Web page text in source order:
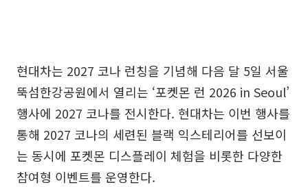
현대차는 2027 코나 런칭을 기념해 다음 달 5일 서울
뚝섬한강공원에서 열리는 ‘포켓몬 런 2026 in Seoul’
행사에 2027 코나를 전시한다. 현대차는 이번 행사를
통해 2027 코나의 세련된 블랙 익스테리어를 선보이
는 동시에 포켓몬 디스플레이 체험을 비롯한 다양한
참여형 이벤트를 운영한다.